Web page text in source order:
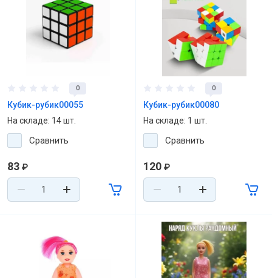
0
Кубик-рубик00055
На складе: 14 шт.
Сравнить
83 ₽
0
Кубик-рубик00080
На складе: 1 шт.
Сравнить
120 ₽